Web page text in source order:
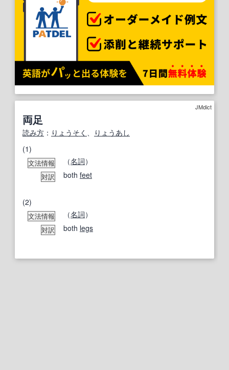
JMdict
両足
読み方 ： りょうそく 、
りょうあし
(1)
文法情報 （名詞）
対訳 both feet
(2)
文法情報 （名詞）
対訳 both legs